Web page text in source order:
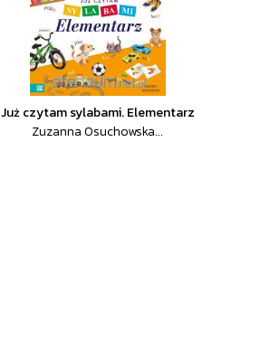
Już czytam sylabami. Elementarz
Zuzanna Osuchowska...